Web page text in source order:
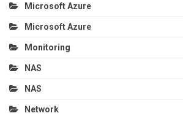
Microsoft Azure
Microsoft Azure
Monitoring
NAS
NAS
Network